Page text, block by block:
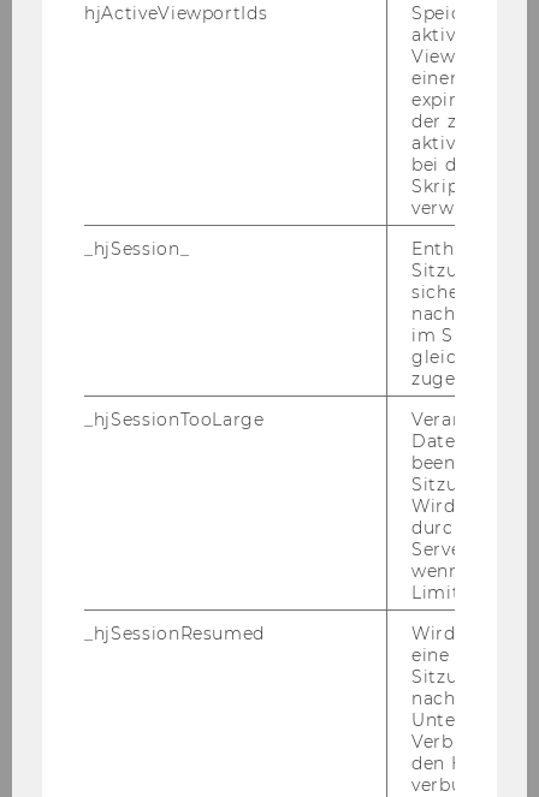
DOWNLOAD
(PDF
hjActiveViewportIds
Speichert die
aktiven
Viewports.
einen
der zur
aktiver
bei der
verwendet
_hjSession_
Enthält die
sicher, dass
im
gleichen
zugeordnet
_hjSessionTooLarge
Veranlasst
beenden,
Sitzung zu
Wird
durch ein
Servers
wenn die
Limit
_hjSessionResumed
Wird gesetzt,
eine
Sitzung/
nach einer
Verbindung
den Hotjar-
verbunden